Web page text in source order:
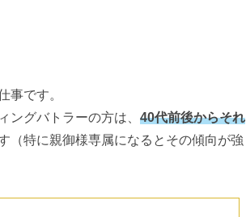
事です。
ングバトラーの方は、 40代前後からそれ
（特に親御様専属になるとその傾向が強